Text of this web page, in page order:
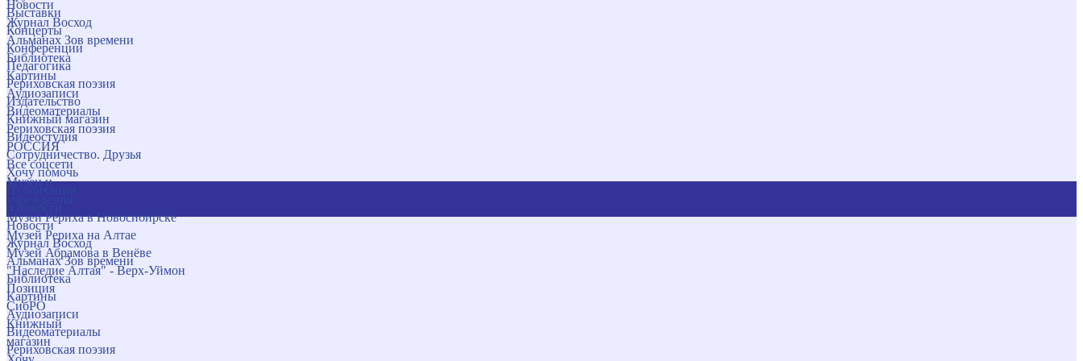
Новости
Журнал Восход
Альманах Зов времени
Библиотека
Картины
Аудиозаписи
Видеоматериалы
Рериховская поэзия
РОССИЯ
Все соцсети
Музеи и
Музей Рериха в Новосибирске
Музей Рериха на Алтае
Музей Абрамова в Венёве
"Наследие Алтая" - Верх-Уймон
Позиция
СибРО
Книжный
магазин
Выставки
Концерты
Конференции
Педагогика
Рериховская поэзия
Издательство
Книжный магазин
Видеостудия
Сотрудничество. Друзья
Хочу помочь
Новости
Журнал Восход
Альманах Зов времени
Библиотека
Картины
Аудиозаписи
Видеоматериалы
Рериховская поэзия